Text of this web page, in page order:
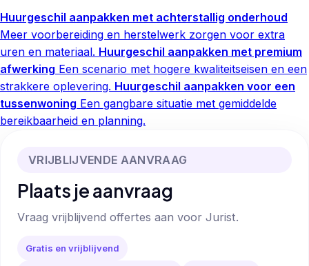
Huurgeschil aanpakken met achterstallig onderhoud
Meer voorbereiding en herstelwerk zorgen voor extra
uren en materiaal. Huurgeschil aanpakken met premium
afwerking Een scenario met hogere kwaliteitseisen en een
strakkere oplevering. Huurgeschil aanpakken voor een
tussenwoning Een gangbare situatie met gemiddelde
bereikbaarheid en planning.
VRIJBLIJVENDE AANVRAAG
Plaats je aanvraag
Vraag vrijblijvend offertes aan voor Jurist.
Gratis en vrijblijvend